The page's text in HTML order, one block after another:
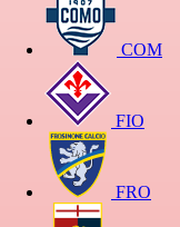
COM
FIO
FRO